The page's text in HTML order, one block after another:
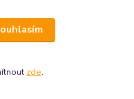
zde.